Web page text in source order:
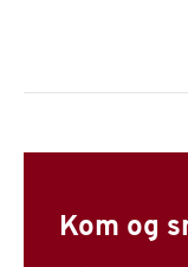
Kom og